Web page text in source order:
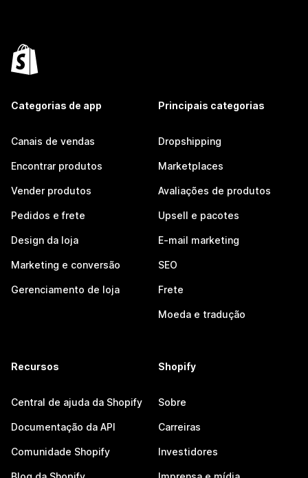
Categorias de app
Canais de vendas
Encontrar produtos
Vender produtos
Pedidos e frete
Design da loja
Marketing e conversão
Gerenciamento de loja
Principais categorias
Dropshipping
Marketplaces
Avaliações de produtos
Upsell e pacotes
E-mail marketing
SEO
Frete
Moeda e tradução
Recursos
Central de ajuda da Shopify
Documentação da API
Comunidade Shopify
Shopify
Sobre
Carreiras
Investidores